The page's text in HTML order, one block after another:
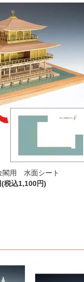
閣用 水面シート
税込1,100円)